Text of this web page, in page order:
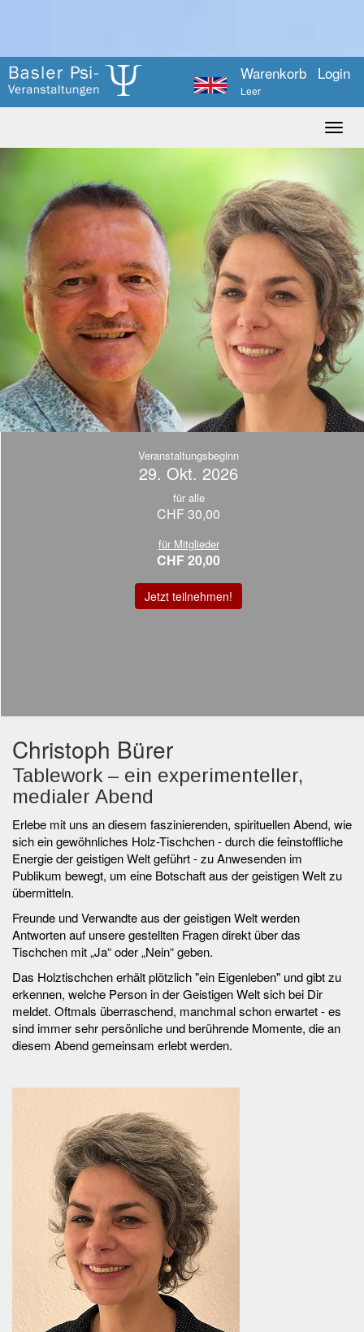
Login
Warenkorb
Leer
Veranstaltungsbeginn
29. Okt. 2026
für alle
CHF 30,00
für Mitglieder
CHF 20,00
Jetzt teilnehmen!
Christoph Bürer
Tablework – ein experimenteller,
medialer Abend
Erlebe mit uns an diesem faszinierenden, spirituellen Abend, wie
sich ein gewöhnliches Holz-Tischchen - durch die feinstoffliche
Energie der geistigen Welt geführt - zu Anwesenden im
Publikum bewegt, um eine Botschaft aus der geistigen Welt zu
übermitteln.
Freunde und Verwandte aus der geistigen Welt werden
Antworten auf unsere gestellten Fragen direkt über das
Tischchen mit „Ja“ oder „Nein“ geben.
Das Holztischchen erhält plötzlich "ein Eigenleben" und gibt zu
erkennen, welche Person in der Geistigen Welt sich bei Dir
meldet. Oftmals überraschend, manchmal schon erwartet - es
sind immer sehr persönliche und berührende Momente, die an
diesem Abend gemeinsam erlebt werden.